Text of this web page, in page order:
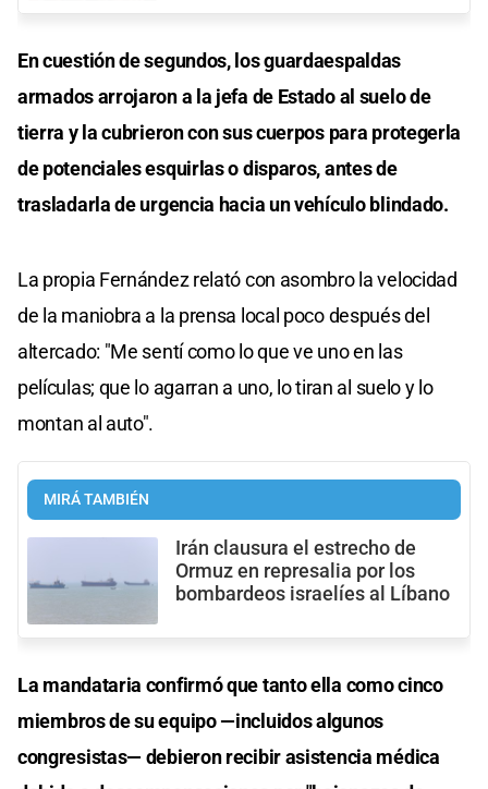
En cuestión de segundos, los guardaespaldas
armados arrojaron a la jefa de Estado al suelo de
tierra y la cubrieron con sus cuerpos para protegerla
de potenciales esquirlas o disparos, antes de
trasladarla de urgencia hacia un vehículo blindado.
La propia Fernández relató con asombro la velocidad
de la maniobra a la prensa local poco después del
altercado: "Me sentí como lo que ve uno en las
películas; que lo agarran a uno, lo tiran al suelo y lo
montan al auto".
MIRÁ TAMBIÉN
Irán clausura el estrecho de
Ormuz en represalia por los
bombardeos israelíes al Líbano
La mandataria confirmó que tanto ella como cinco
miembros de su equipo —incluidos algunos
congresistas— debieron recibir asistencia médica